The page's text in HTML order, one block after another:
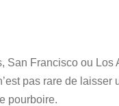
San Francisco ou Los
pas rare de
pourboire.